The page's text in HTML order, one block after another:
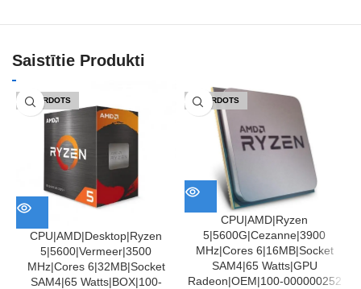
Saistītie Produkti
IZPĀRDOTS
CPU|AMD|Desktop|Ryzen
5|5600|Vermeer|3500
MHz|Cores 6|32MB|Socket
SAM4|65 Watts|BOX|100-
IZPĀRDOTS
CPU|AMD|Ryzen
5|5600G|Cezanne|3900
MHz|Cores 6|16MB|Socket
SAM4|65 Watts|GPU
Radeon|OEM|100-000000252